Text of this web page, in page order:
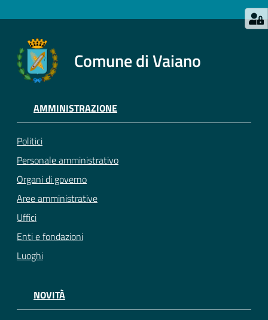
Comune di Vaiano
AMMINISTRAZIONE
Politici
Personale amministrativo
Organi di governo
Aree amministrative
Uffici
Enti e fondazioni
Luoghi
NOVITÀ